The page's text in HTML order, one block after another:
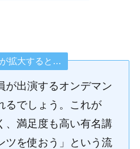
拡大すると…
出演するオンデマン
るでしょう。これが
、満足度も高い有名講
ツを使おう」という流